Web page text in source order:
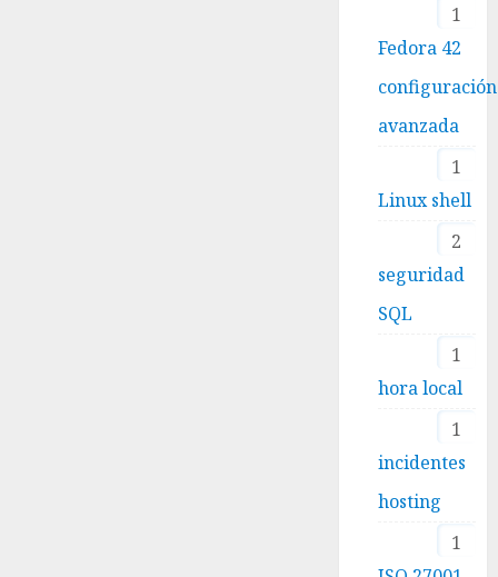
1
Fedora 42
configuración
avanzada
1
Linux shell
2
seguridad
SQL
1
hora local
1
incidentes
hosting
1